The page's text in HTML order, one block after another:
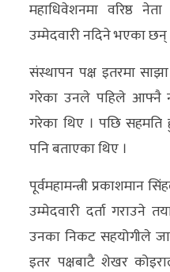
अन्तरर्वार्ता
विचार/
ब्लग
खेलकुद
रोचक
अन्य
क्लिक
खबर
महाधिवेशनमा वरिष्ठ
उम्मेदवारी नदिने भएका छन्
संस्थापन पक्ष इतरमा
गरेका उनले पहिले आफ्नै
गरेका थिए । पछि
पनि बताएका थिए ।
पूर्वमहामन्त्री प्रकाशमान
उम्मेदवारी दर्ता गराउने
उनका निकट सहयोगीले
इतर पक्षबाटै शेखर